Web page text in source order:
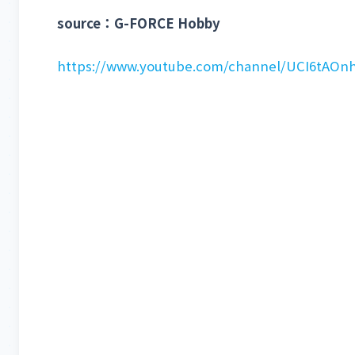
source：G-FORCE Hobby
https://www.youtube.com/channel/